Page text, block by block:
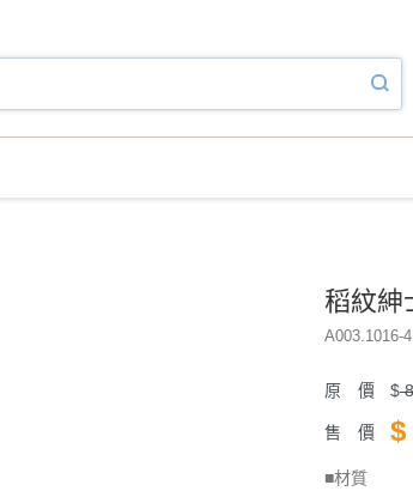
稻紋紳
A003.1016-
原 價 $
售 價 $
■材質